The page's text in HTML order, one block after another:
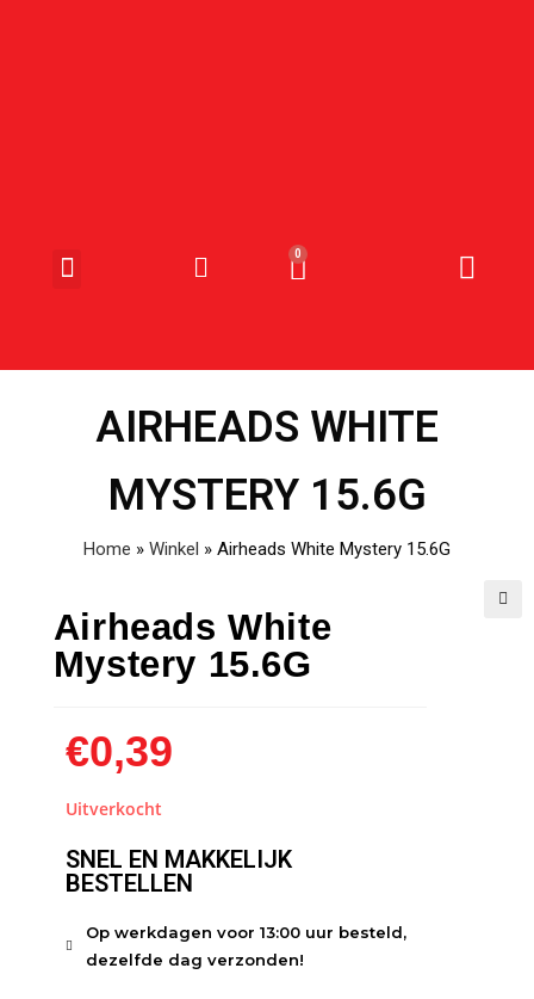
AIRHEADS WHITE
MYSTERY 15.6G
Home » Winkel » Airheads White Mystery 15.6G
Airheads White
Mystery 15.6G
€0,39
Uitverkocht
SNEL EN MAKKELIJK
BESTELLEN
Op werkdagen voor 13:00 uur besteld,
dezelfde dag verzonden!